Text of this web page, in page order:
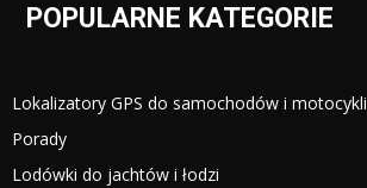
POPULARNE KATEGORIE
Lokalizatory GPS do samochodów i motocykli
Porady
Lodówki do jachtów i łodzi